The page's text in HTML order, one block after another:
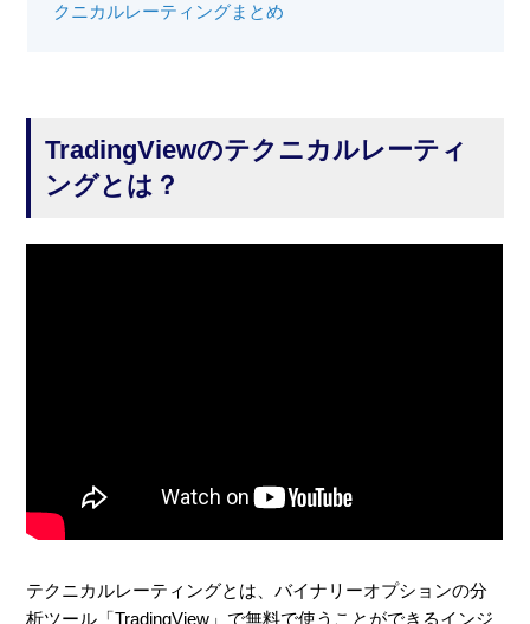
クニカルレーティングまとめ
TradingViewのテクニカルレーティ
ングとは？
テクニカルレーティングとは、バイナリーオプションの分
析ツール「TradingView」で無料で使うことができるインジ